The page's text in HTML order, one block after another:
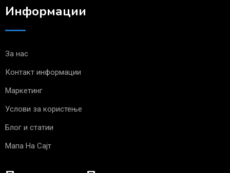
Информации
За нас
Контакт информации
Маркетинг
Услови за користење
Блог и статии
Мапа На Сајт